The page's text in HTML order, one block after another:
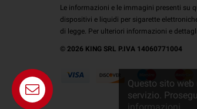
Le informazioni e le immagini presenti su
dispositivi e liquidi per sigarette
di legge. Per ulteriori informazioni e
© 2026 KING SRL P.IVA 14060771004
Questo sito
servizio.
Telegram -
Whatsapp